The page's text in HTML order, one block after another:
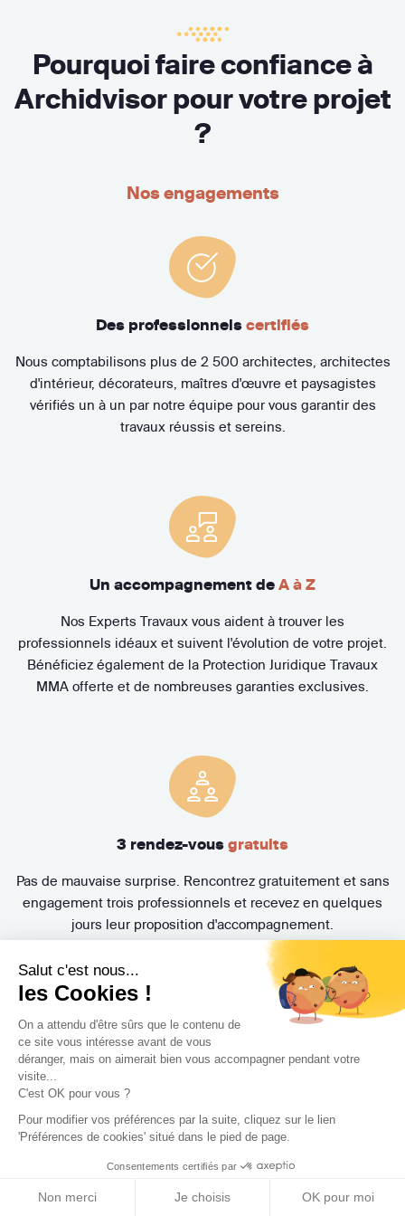
Salut c'est nous...
les Cookies !
On a attendu d'être sûrs que le contenu de
ce site vous intéresse avant de vous
déranger, mais on aimerait bien vous accompagner pendant votre
visite...
C'est OK pour vous ?
Pour modifier vos préférences par la suite, cliquez sur le lien
'Préférences de cookies' situé dans le pied de page.
Consentements certifiés par
Non merci Je choisis OK pour moi
Pourquoi faire confiance à
Archidvisor pour votre projet
?
Nos engagements
Des professionnels certifiés
Nous comptabilisons plus de 2 500 architectes, architectes
d'intérieur, décorateurs, maîtres d'œuvre et paysagistes
vérifiés un à un par notre équipe pour vous garantir des
travaux réussis et sereins.
Un accompagnement de A à Z
Nos Experts Travaux vous aident à trouver les
professionnels idéaux et suivent l'évolution de votre projet.
Bénéficiez également de la Protection Juridique Travaux
MMA offerte et de nombreuses garanties exclusives.
3 rendez-vous gratuits
Pas de mauvaise surprise. Rencontrez gratuitement et sans
engagement trois professionnels et recevez en quelques
jours leur proposition d'accompagnement.
Trouvez l'architecte
d'intérieur le plus adapté
à votre projet !